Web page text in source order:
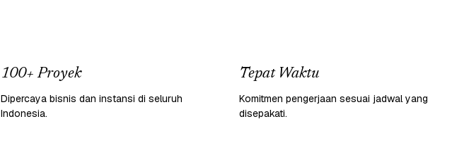
100+ Proyek
Dipercaya bisnis dan instansi di seluruh
Indonesia.
Tepat Waktu
Komitmen pengerjaan sesuai jadwal yang
disepakati.